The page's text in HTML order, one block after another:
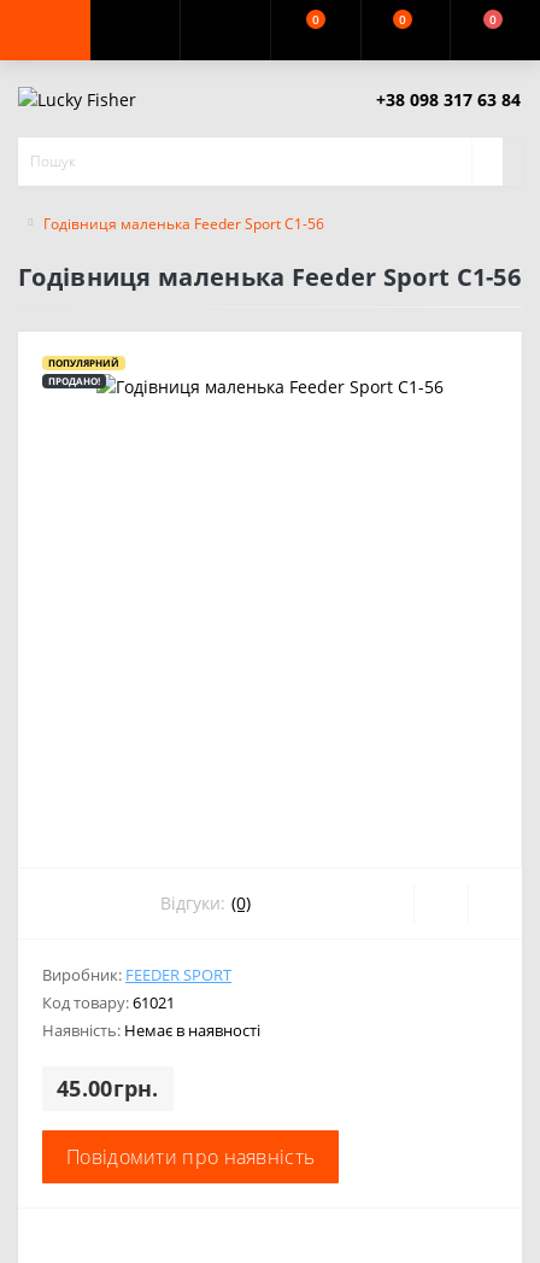
0 0 0
+38 098 317 63 84
Годівниця маленька Feeder Sport C1-56
Годівниця маленька Feeder Sport C1-56
ПОПУЛЯРНИЙ
ПРОДАНО!
Відгуки: (0)
Виробник: FEEDER SPORT
Код товару:61021
Наявність: Немає в наявності
45.00грн.
Повідомити про наявність